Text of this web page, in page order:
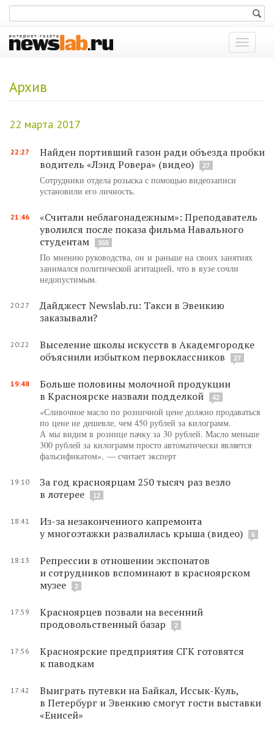
Показать
меню
Архив
22 марта 2017
22:27
Найден портивший газон ради объезда пробки
водитель «Лэнд Ровера» (видео)
27
Сотрудники отдела розыска с помощью видеозаписи
установили его личность.
21:46
«Считали неблагонадежным»: Преподаватель
уволился после показа фильма Навального
студентам
355
По мнению руководства, он и раньше на своих занятиях
занимался политической агитацией, что в вузе сочли
недопустимым.
20:27
Дайджест Newslab.ru: Такси в Эвенкию
заказывали?
20:22
Выселение школы искусств в Академгородке
объяснили избытком первоклассников
27
19:48
Больше половины молочной продукции
в Красноярске назвали подделкой
42
«Сливочное масло по розничной цене должно продаваться
по цене не дешевле, чем 450 рублей за килограмм.
А мы видим в рознице пачку за 30 рублей. Масло меньше
300 рублей за килограмм просто автоматически является
фальсификатом», — считает эксперт
19:10
За год красноярцам 250 тысяч раз везло
в лотерее
12
18:41
Из-за незаконченного капремонта
у многоэтажки развалилась крыша (видео)
6
18:13
Репрессии в отношении экспонатов
и сотрудников вспоминают в красноярском
музее
2
17:59
Красноярцев позвали на весенний
продовольственный базар
2
17:56
Красноярские предприятия СГК готовятся
к паводкам
17:42
Выиграть путевки на Байкал, Иссык-Куль,
в Петербург и Эвенкию смогут гости выставки
«Енисей»